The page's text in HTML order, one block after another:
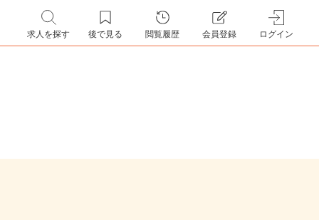
求人を探す 後で見る 閲覧履歴 会員登録 ログイン